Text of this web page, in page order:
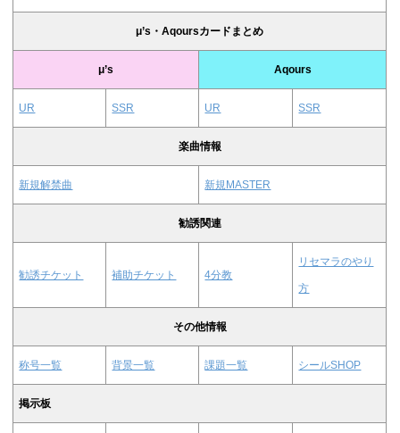
μ’s・Aqoursカードまとめ
μ’s Aqours
UR SSR UR SSR
楽曲情報
新規解禁曲 新規MASTER
勧誘関連
勧誘チケット 補助チケット 4分教
リセマラのやり
方
その他情報
称号一覧 背景一覧 課題一覧 シールSHOP
掲示板